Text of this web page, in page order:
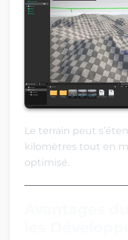
Le terrain peut
kilomètres tout en
optimisé.